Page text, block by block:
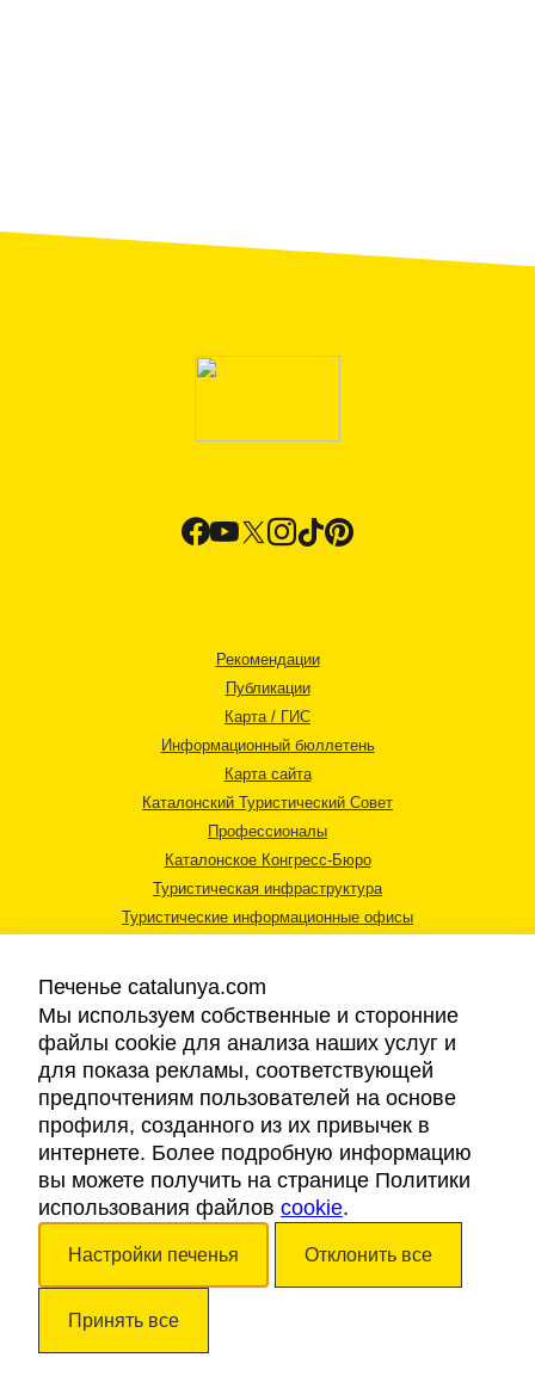
Рекомендации
Публикации
Карта / ГИС
Информационный бюллетень
Карта сайта
Каталонский Туристический Совет
Профессионалы
Каталонское Конгресс-Бюро
Туристическая инфраструктура
Туристические информационные офисы
Правовая информация
Cookies
Доступность
Авторские права © 2026. Каталонский Туристический Совет. Все права
Печенье catalunya.com
Мы используем собственные и сторонние
файлы cookie для анализа наших услуг и
для показа рекламы, соответствующей
предпочтениям пользователей на основе
профиля, созданного из их привычек в
интернете. Более подробную информацию
вы можете получить на странице Политики
использования файлов cookie.
Настройки печенья Отклонить все
Принять все